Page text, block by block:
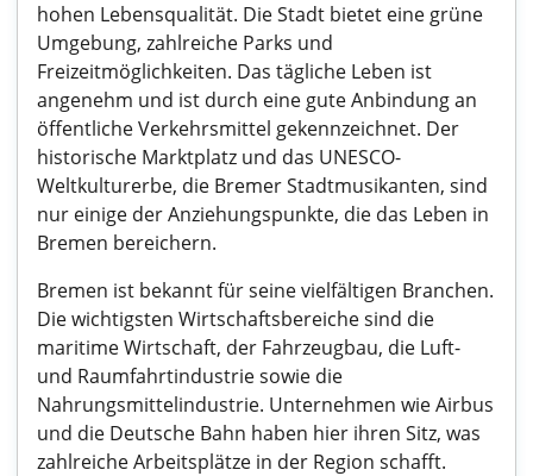
hohen Lebensqualität. Die Stadt bietet eine grüne
Umgebung, zahlreiche Parks und
Freizeitmöglichkeiten. Das tägliche Leben ist
angenehm und ist durch eine gute Anbindung an
öffentliche Verkehrsmittel gekennzeichnet. Der
historische Marktplatz und das UNESCO-
Weltkulturerbe, die Bremer Stadtmusikanten, sind
nur einige der Anziehungspunkte, die das Leben in
Bremen bereichern.
Bremen ist bekannt für seine vielfältigen Branchen.
Die wichtigsten Wirtschaftsbereiche sind die
maritime Wirtschaft, der Fahrzeugbau, die Luft-
und Raumfahrtindustrie sowie die
Nahrungsmittelindustrie. Unternehmen wie Airbus
und die Deutsche Bahn haben hier ihren Sitz, was
zahlreiche Arbeitsplätze in der Region schafft.